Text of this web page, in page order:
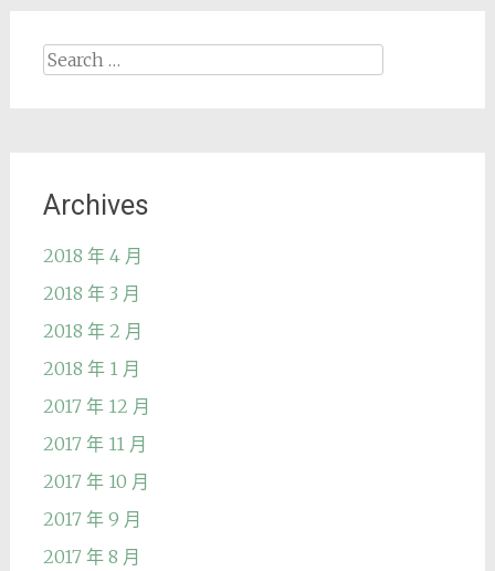
Search
Archives
2018 年 4 月
2018 年 3 月
2018 年 2 月
2018 年 1 月
2017 年 12 月
2017 年 11 月
2017 年 10 月
2017 年 9 月
2017 年 8 月